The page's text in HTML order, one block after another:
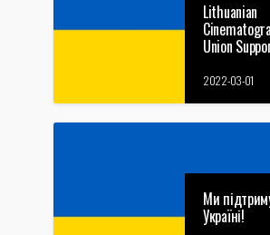
Lithuanian
Union
2022-03-01
Ми
Україні!